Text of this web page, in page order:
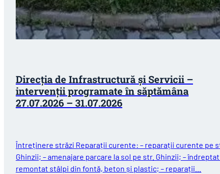
Direcția de Infrastructură și Servicii –
intervenții programate în săptămâna
27.07.2026 – 31.07.2026
Întreținere străzi Reparații curente: – reparații curente pe
Ghinzii; – amenajare parcare la sol pe str. Ghinzii; –
remontat stâlpi din fontă, beton și plastic; – reparații…